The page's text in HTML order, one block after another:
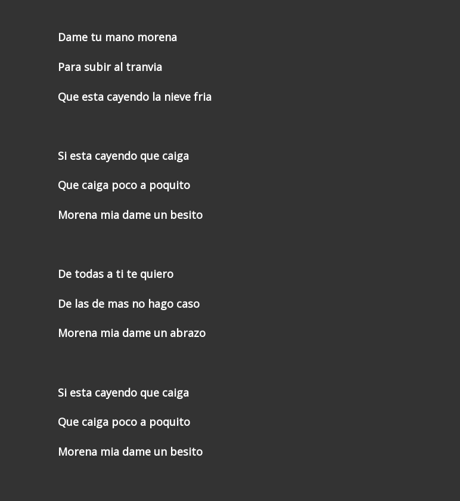
Dame tu mano morena
Para subir al tranvia
Que esta cayendo la nieve fria
Si esta cayendo que caiga
Que caiga poco a poquito
Morena mia dame un besito
De todas a ti te quiero
De las de mas no hago caso
Morena mia dame un abrazo
Si esta cayendo que caiga
Que caiga poco a poquito
Morena mia dame un besito